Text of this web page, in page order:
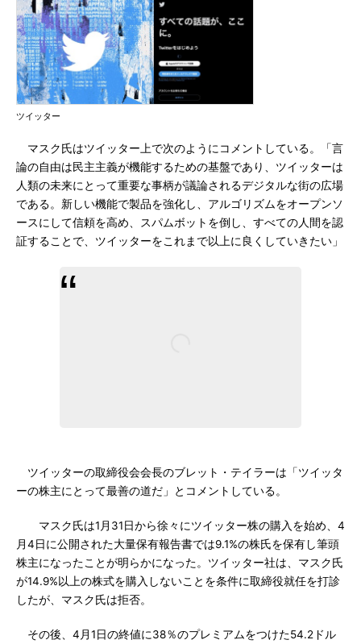
ツイッター
マスク氏はツイッター上で次のようにコメントしている。「言
論の自由は民主主義が機能するための基盤であり、ツイッターは
人類の未来にとって重要な事柄が議論されるデジタルな街の広場
である。新しい機能で製品を強化し、アルゴリズムをオープンソ
ースにして信頼を高め、スパムボットを倒し、すべての人間を認
証することで、ツイッターをこれまで以上に良くしていきたい」
ツイッターの取締役会会長のブレット・テイラーは「ツイッタ
ーの株主にとって最善の道だ」とコメントしている。
マスク氏は1月31日から徐々にツイッター株の購入を始め、4
月4日に公開された大量保有報告書では9.1%の株氏を保有し筆頭
株主になったことが明らかになった。ツイッター社は、マスク氏
が14.9%以上の株式を購入しないことを条件に取締役就任を打診
したが、マスク氏は拒否。
その後、4月1日の終値に38％のプレミアムをつけた54.2ドル